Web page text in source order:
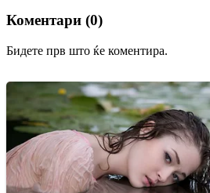
Коментари (0)
Бидете прв што ќе коментира.